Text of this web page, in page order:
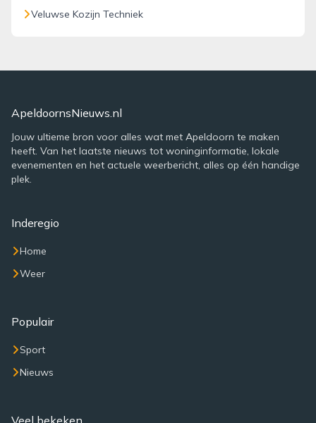
Veluwse Kozijn Techniek
ApeldoornsNieuws.nl
Jouw ultieme bron voor alles wat met Apeldoorn te maken
heeft. Van het laatste nieuws tot woninginformatie, lokale
evenementen en het actuele weerbericht, alles op één handige
plek.
Inderegio
Home
Weer
Populair
Sport
Nieuws
Veel bekeken